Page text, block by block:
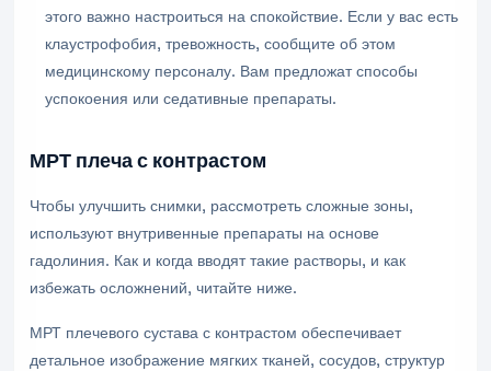
этого важно настроиться на спокойствие. Если у вас есть
клаустрофобия, тревожность, сообщите об этом
медицинскому персоналу. Вам предложат способы
успокоения или седативные препараты.
МРТ плеча с контрастом
Чтобы улучшить снимки, рассмотреть сложные зоны,
используют внутривенные препараты на основе
гадолиния. Как и когда вводят такие растворы, и как
избежать осложнений, читайте ниже.
МРТ плечевого сустава с контрастом обеспечивает
детальное изображение мягких тканей, сосудов, структур